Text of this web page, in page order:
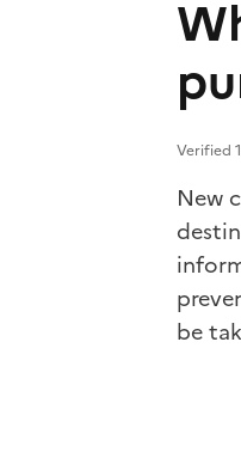
Verified
New
be